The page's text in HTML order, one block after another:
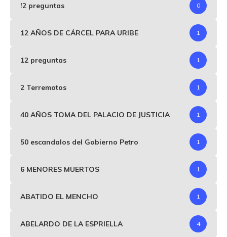
!2 preguntas 0
12 AÑOS DE CÁRCEL PARA URIBE 1
12 preguntas 1
2 Terremotos 1
40 AÑOS TOMA DEL PALACIO DE JUSTICIA 1
50 escandalos del Gobierno Petro 1
6 MENORES MUERTOS 1
ABATIDO EL MENCHO 1
ABELARDO DE LA ESPRIELLA 4